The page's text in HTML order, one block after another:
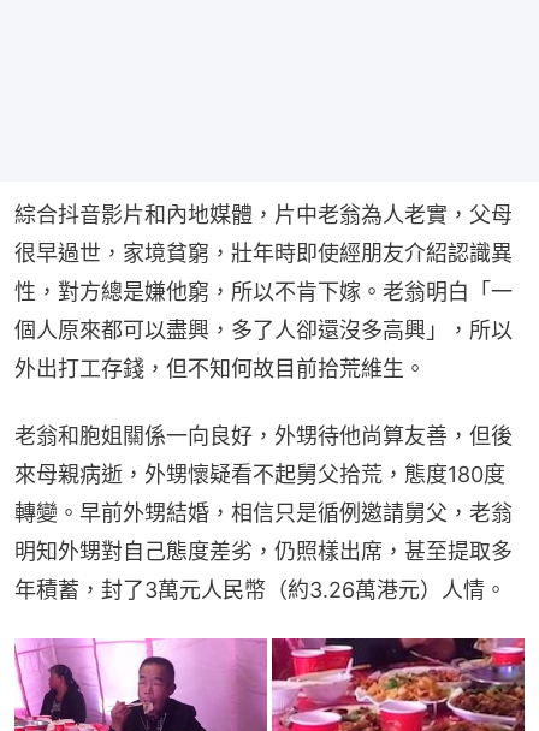
綜合抖音影片和內地媒體，片中老翁為人老實，父母
很早過世，家境貧窮，壯年時即使經朋友介紹認識異
性，對方總是嫌他窮，所以不肯下嫁。老翁明白「一
個人原來都可以盡興，多了人卻還沒多高興」，所以
外出打工存錢，但不知何故目前拾荒維生。
老翁和胞姐關係一向良好，外甥待他尚算友善，但後
來母親病逝，外甥懷疑看不起舅父拾荒，態度180度
轉變。早前外甥結婚，相信只是循例邀請舅父，老翁
明知外甥對自己態度差劣，仍照樣出席，甚至提取多
年積蓄，封了3萬元人民幣（約3.26萬港元）人情。